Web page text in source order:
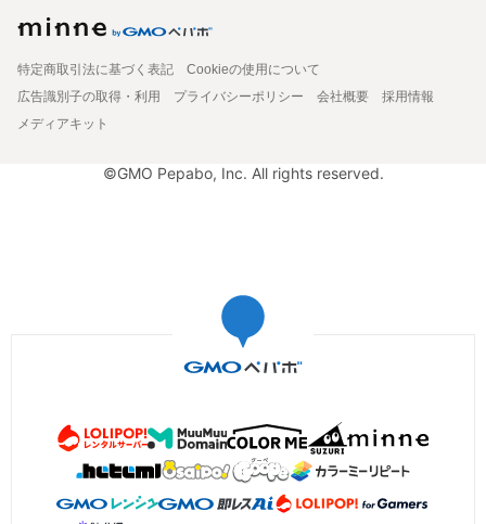
特定商取引法に基づく表記
Cookieの使用について
広告識別子の取得・利用
プライバシーポリシー 会社概要
採用情報
メディアキット
©GMO Pepabo, Inc. All rights reserved.